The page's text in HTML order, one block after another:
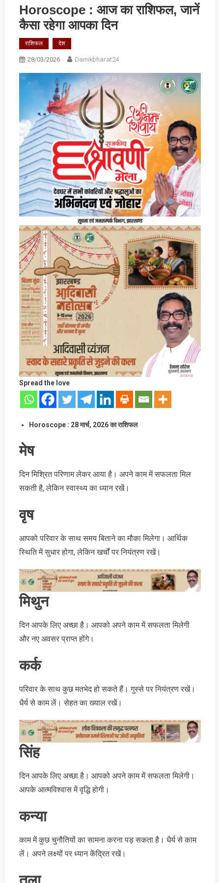
Horoscope : आज का राशिफल, जानें
कैसा रहेगा आपका दिन
राशिफल देश
28/03/2026 Dainikbharat24
Spread the love
Horoscope : 28 मार्च, 2026 का राशिफल
मेष
दिन मिश्रित परिणाम लेकर आया है। अपने काम में सफलता मिल
सकती है, लेकिन स्वास्थ्य का ध्यान रखें।
वृष
आपको परिवार के साथ समय बिताने का मौका मिलेगा। आर्थिक
स्थिति में सुधार होगा, लेकिन खर्चों पर नियंत्रण रखें।
मिथुन
दिन आपके लिए अच्छा है। आपको अपने काम में सफलता मिलेगी
और नए अवसर प्राप्त होंगे।
कर्क
परिवार के साथ कुछ मतभेद हो सकते हैं। गुस्से पर नियंत्रण रखें।
धैर्य से काम लें। सेहत का ख्याल रखें।
सिंह
दिन आपके लिए अच्छा है। आपको अपने काम में सफलता मिलेगी।
आपके आत्मविश्वास में वृद्धि होगी।
कन्या
काम में कुछ चुनौतियों का सामना करना पड़ सकता है। धैर्य से काम
लें। अपने लक्ष्यों पर ध्यान केंद्रित रखें।